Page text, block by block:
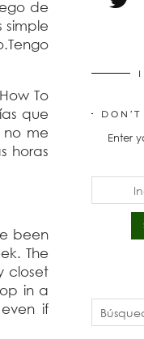
de
simple
To
que
me
horas
been
The
closet
in a
if
Enter